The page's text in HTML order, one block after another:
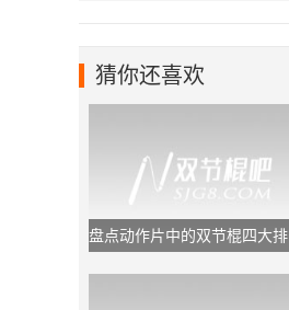
猜你还喜欢
​盘点动作片中的双节棍四大排